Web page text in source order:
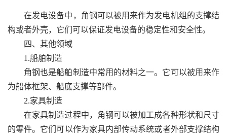
在发电设备中，角钢可以被用来作为发电机组的支撑结
构或者外壳，它们可以保证发电设备的稳定性和安全性。
四、其他领域
1.船舶制造
角钢也是船舶制造中常用的材料之一。它可以被用来作
为船体框架、船底支撑等部件。
2.家具制造
在家具制造过程中，角钢可以被加工成各种形状和尺寸
的零件。它们可以作为家具内部传动系统或者外部支撑结构